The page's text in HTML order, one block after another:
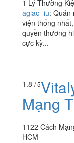
phải bàn .
1.9 / 5Viva
Viện
1 Lý Thường